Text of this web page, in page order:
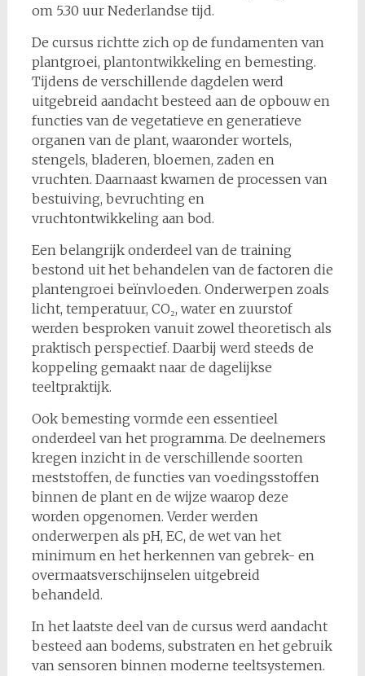
om 5.30 uur Nederlandse tijd.
De cursus richtte zich op de fundamenten van
plantgroei, plantontwikkeling en bemesting.
Tijdens de verschillende dagdelen werd
uitgebreid aandacht besteed aan de opbouw en
functies van de vegetatieve en generatieve
organen van de plant, waaronder wortels,
stengels, bladeren, bloemen, zaden en
vruchten. Daarnaast kwamen de processen van
bestuiving, bevruchting en
vruchtontwikkeling aan bod.
Een belangrijk onderdeel van de training
bestond uit het behandelen van de factoren die
plantengroei beïnvloeden. Onderwerpen zoals
licht, temperatuur, CO₂, water en zuurstof
werden besproken vanuit zowel theoretisch als
praktisch perspectief. Daarbij werd steeds de
koppeling gemaakt naar de dagelijkse
teeltpraktijk.
Ook bemesting vormde een essentieel
onderdeel van het programma. De deelnemers
kregen inzicht in de verschillende soorten
meststoffen, de functies van voedingsstoffen
binnen de plant en de wijze waarop deze
worden opgenomen. Verder werden
onderwerpen als pH, EC, de wet van het
minimum en het herkennen van gebrek- en
overmaatsverschijnselen uitgebreid
behandeld.
In het laatste deel van de cursus werd aandacht
besteed aan bodems, substraten en het gebruik
van sensoren binnen moderne teeltsystemen.